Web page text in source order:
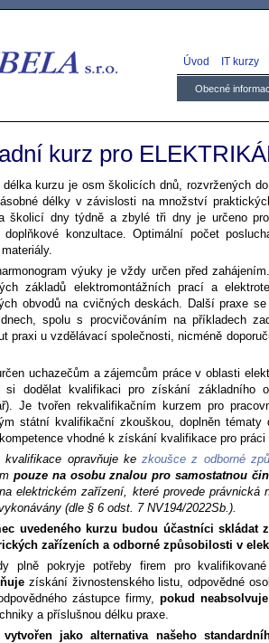
Úvod IT kurzy
Obecné
kurz pro
délka kurzu je osm školicích dnů, rozvržených
délky v závislosti na množství
školicí dny týdně a zbylé tři dny je určeno
doplňkové konzultace. Optimální počet
výuky je vždy určen před
základů elektromontážních prací a
obvodů na cvičných deskách. Další praxe
spolu s procvičováním na příkladech
praxi u vzdělávací společnosti, nicméně
uchazečům a zájemcům práce v oblasti
si dodělat kvalifikaci pro získání základního
Je tvořen rekvalifikačním kurzem pro
státní kvalifikační zkouškou, doplněn
vhodné k získání kvalifikace pro
kvalifikace opravňuje kezkoušce z odborné
pouze na osobu znalou pro samostatnou
elektrickém zařízení, které provede
(dle § 6 odst. 7 NV194/2022Sb.).
uvedeného kurzu budou účastníci
zařízeních a odborné způsobilosti v
plně pokryje potřeby firem pro
získání živnostenského listu, odpovědné
zástupce firmy, pokud neabsolvuje
a příslušnou délku praxe.
jako alternativa našeho